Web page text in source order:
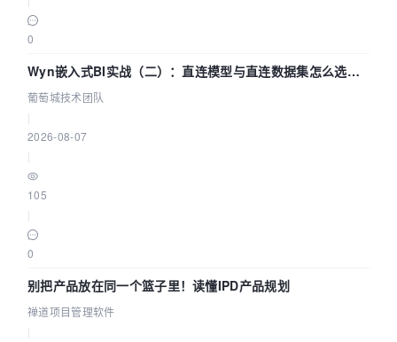
0
Wyn嵌入式BI实战（二）：直连模型与直连数据集怎么选，
参数为什么不生效？| 葡萄城技术团队
葡萄城技术团队
2026-08-07
105
0
别把产品放在同一个篮子里！读懂IPD产品规划
禅道项目管理软件